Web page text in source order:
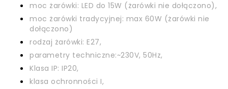
moc żarówki: LED do 15W (żarówki nie dołączono),
moc żarówki tradycyjnej: max 60W (żarówki nie
dołączono)
rodzaj żarówki: E27,
parametry techniczne:~230V, 50Hz,
Klasa IP: IP20,
klasa ochronności I,